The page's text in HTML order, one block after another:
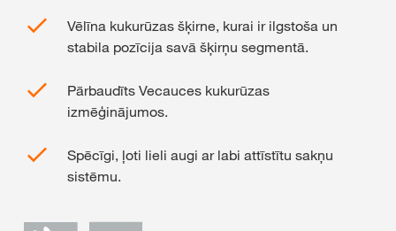
Vēlīna kukurūzas šķirne, kurai ir ilgstoša un
stabila pozīcija savā šķirņu segmentā.
Pārbaudīts Vecauces kukurūzas
izmēģinājumos.
Spēcīgi, ļoti lieli augi ar labi attīstītu sakņu
sistēmu.